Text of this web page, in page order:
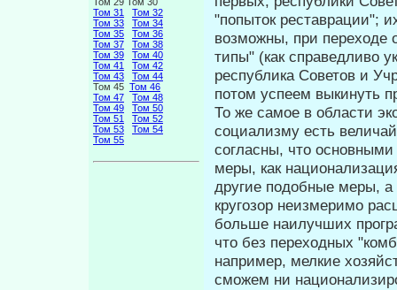
Том 31
Том 32
Том 33
Том 34
Том 35
Том 36
Том 37
Том 38
Том 39
Том 40
Том 41
Том 42
Том 43
Том 44
Том 45 Том 46
Том 47
Том 48
Том 49
Том 50
Том 51
Том 52
Том 53
Том 54
Том 55
"попыток реставрации";
возможны, при переходе
типы" (как справедливо
республика Советов и
потом успеем выкинуть
То же самое в области
социа­лизму есть
согласны, что
меры, как
другие подобные меры, а
кругозор неизмеримо
больше наилучших
что без переходных
например, мелкие
сможем ни